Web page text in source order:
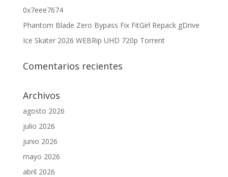
0x7eee7674
Phantom Blade Zero Bypass Fix FitGirl Repack gDrive
Ice Skater 2026 WEBRip UHD 720p Torrent
Comentarios recientes
Archivos
agosto 2026
julio 2026
junio 2026
mayo 2026
abril 2026